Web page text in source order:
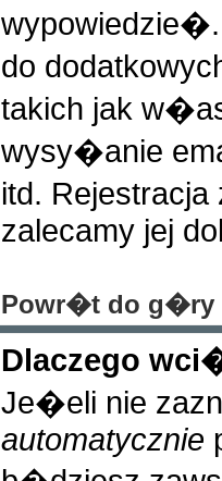
do
takich jak
wysy�anie
itd.
zalecamy jej
Powr�t do g�ry
Dlaczego
Je�eli nie
automatycznie